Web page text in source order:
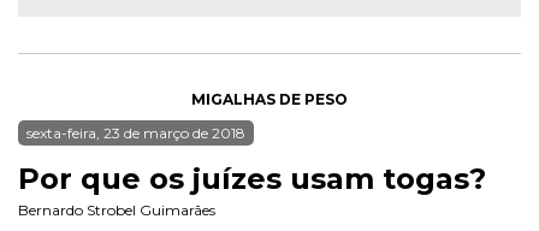
MIGALHAS DE PESO
sexta-feira, 23 de março de 2018
Por que os juízes usam togas?
Bernardo Strobel Guimarães